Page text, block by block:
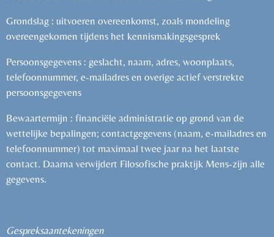
Grondslag : uitvoeren overeenkomst, zoals mondeling
overeengekomen tijdens het kennismakingsgesprek
Persoonsgegevens : geslacht, naam, adres, woonplaats,
telefoonnummer, e-mailadres en overige actief verstrekte
persoonsgegevens
Bewaartermijn : financiële administratie op grond van de
wettelijke bepalingen; contactgegevens (naam, e-mailadres en
telefoonnummer) tot maximaal twee jaar na het laatste
contact. Daarna verwijdert Filosofische praktijk Mens-zijn alle
gegevens.
Gespreksaantekeningen